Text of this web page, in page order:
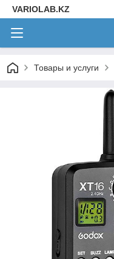
VARIOLAB.KZ
Товары и услуги